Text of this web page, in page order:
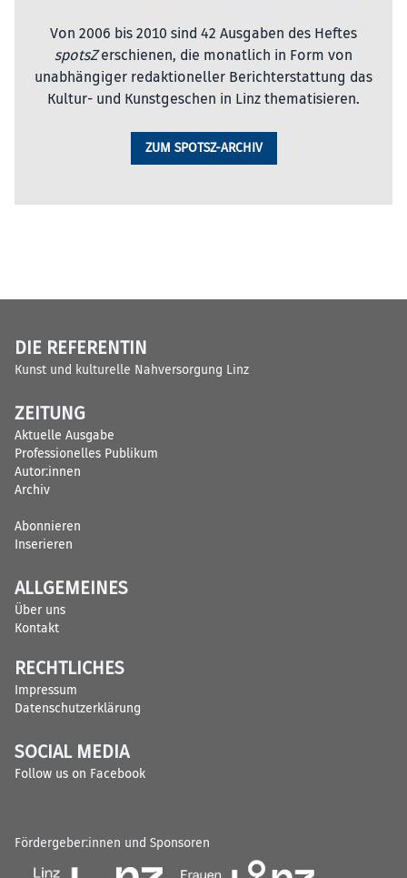
Von 2006 bis 2010 sind 42 Ausgaben des Heftes
spotsZerschienen, die monatlich in Form von
unabhängiger redaktioneller Berichterstattung das
Kultur- und Kunstgeschen in Linz thematisieren.
ZUM SPOTSZ-ARCHIV
DIE REFERENTIN
Kunst und kulturelle Nahversorgung Linz
ZEITUNG
Aktuelle Ausgabe
Professionelles Publikum
Autor:innen
Archiv
Abonnieren
Inserieren
ALLGEMEINES
Über uns
Kontakt
RECHTLICHES
Impressum
Datenschutzerklärung
SOCIAL MEDIA
Follow us on Facebook
Fördergeber:innen und Sponsoren